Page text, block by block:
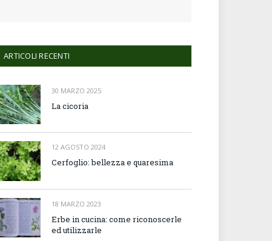
ARTICOLI RECENTI
30 MARZO 2025
La cicoria
12 AGOSTO 2024
Cerfoglio: bellezza e quaresima
18 MARZO 2023
Erbe in cucina: come riconoscerle
ed utilizzarle